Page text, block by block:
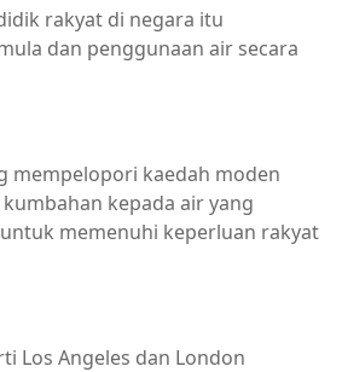
rakyat di negara itu
dan penggunaan air secara
mempelopori kaedah moden
kepada air yang
memenuhi keperluan rakyat
Los Angeles dan London